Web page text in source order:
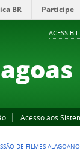
BR Participe
Acesso aos
DE FILMES